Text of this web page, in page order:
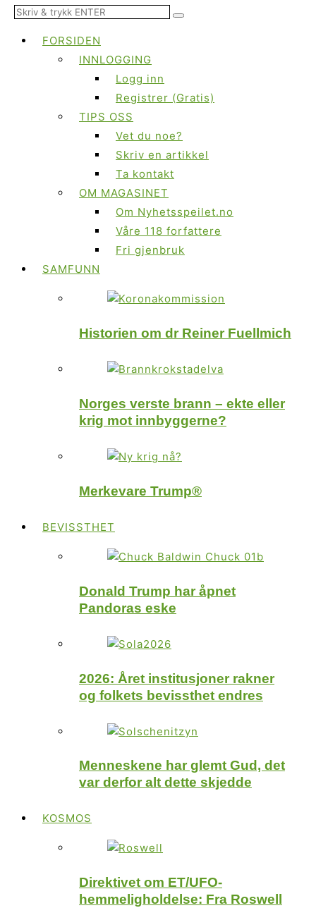
FORSIDEN
INNLOGGING
Logg inn
Registrer (Gratis)
TIPS OSS
Vet du noe?
Skriv en artikkel
Ta kontakt
OM MAGASINET
Om Nyhetsspeilet.no
Våre 118 forfattere
Fri gjenbruk
SAMFUNN
Historien om dr Reiner Fuellmich
Norges verste brann – ekte eller
krig mot innbyggerne?
Merkevare Trump®
BEVISSTHET
Donald Trump har åpnet
Pandoras eske
2026: Året institusjoner rakner
og folkets bevissthet endres
Menneskene har glemt Gud, det
var derfor alt dette skjedde
KOSMOS
Direktivet om ET/UFO-
hemmeligholdelse: Fra Roswell